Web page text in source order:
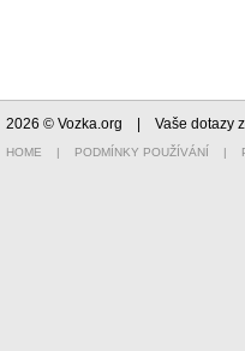
2026 © Vozka.org | Vaše dotazy
HOME | PODMÍNKY POUŽÍVÁNÍ |